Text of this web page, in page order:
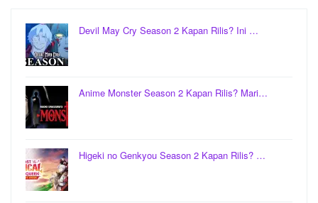
Devil May Cry Season 2 Kapan Rilis? Ini …
Anime Monster Season 2 Kapan Rilis? Mari…
Higeki no Genkyou Season 2 Kapan Rilis? …